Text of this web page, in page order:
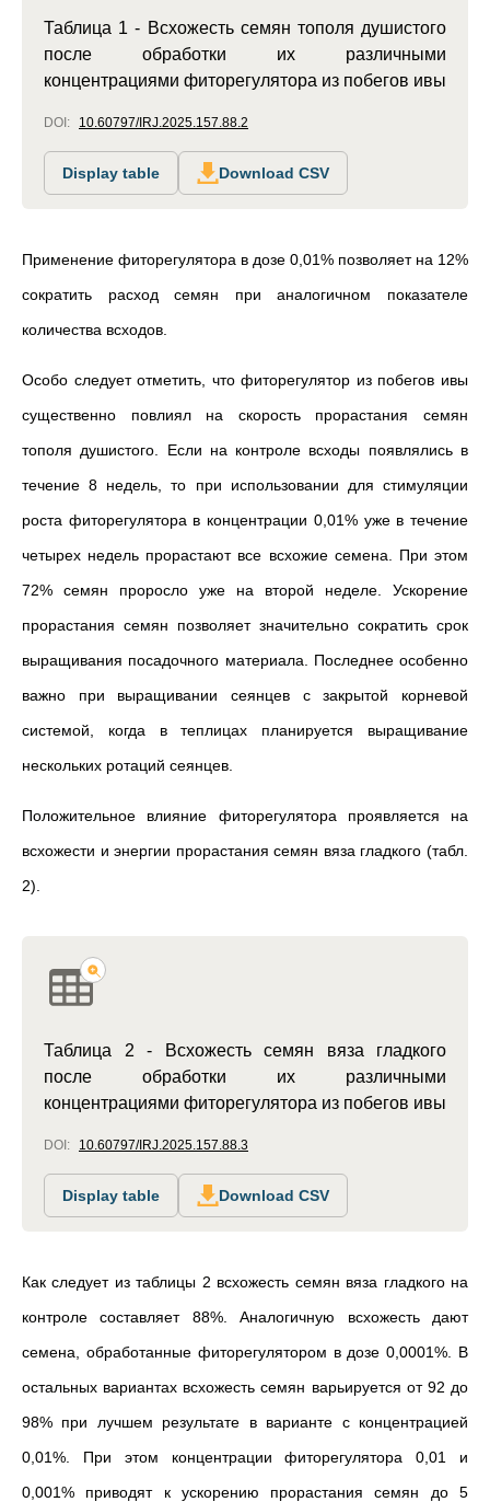
Таблица 1 - Всхожесть семян тополя душистого
после обработки их различными
концентрациями фиторегулятора из побегов ивы
DOI: 10.60797/IRJ.2025.157.88.2
Display table Download CSV
Применение фиторегулятора в дозе 0,01% позволяет на 12%
сократить расход семян при аналогичном показателе
количества всходов.
Особо следует отметить, что фиторегулятор из побегов ивы
существенно повлиял на скорость прорастания семян
тополя душистого. Если на контроле всходы появлялись в
течение 8 недель, то при использовании для стимуляции
роста фиторегулятора в концентрации 0,01% уже в течение
четырех недель прорастают все всхожие семена. При этом
72% семян проросло уже на второй неделе. Ускорение
прорастания семян позволяет значительно сократить срок
выращивания посадочного материала. Последнее особенно
важно при выращивании сеянцев с закрытой корневой
системой, когда в теплицах планируется выращивание
нескольких ротаций сеянцев.
Положительное влияние фиторегулятора проявляется на
всхожести и энергии прорастания семян вяза гладкого (табл.
2).
Таблица 2 - Всхожесть семян вяза гладкого
после обработки их различными
концентрациями фиторегулятора из побегов ивы
DOI: 10.60797/IRJ.2025.157.88.3
Display table Download CSV
Как следует из таблицы 2 всхожесть семян вяза гладкого на
контроле составляет 88%. Аналогичную всхожесть дают
семена, обработанные фиторегулятором в дозе 0,0001%. В
остальных вариантах всхожесть семян варьируется от 92 до
98% при лучшем результате в варианте с концентрацией
0,01%. При этом концентрации фиторегулятора 0,01 и
0,001% приводят к ускорению прорастания семян до 5